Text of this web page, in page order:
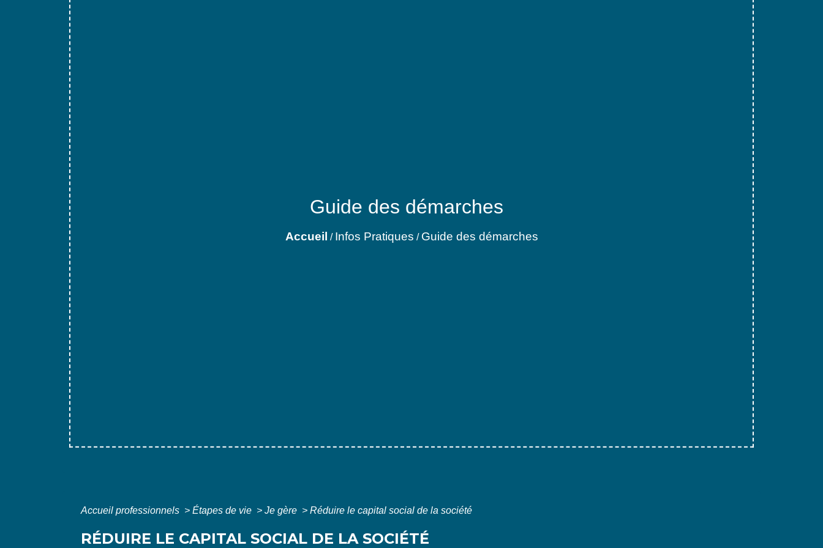
Guide des démarches
Accueil / Infos Pratiques / Guide des démarches
Accueil professionnels > Étapes de vie > Je gère > Réduire le capital social de la société
RÉDUIRE LE CAPITAL SOCIAL DE LA SOCIÉTÉ